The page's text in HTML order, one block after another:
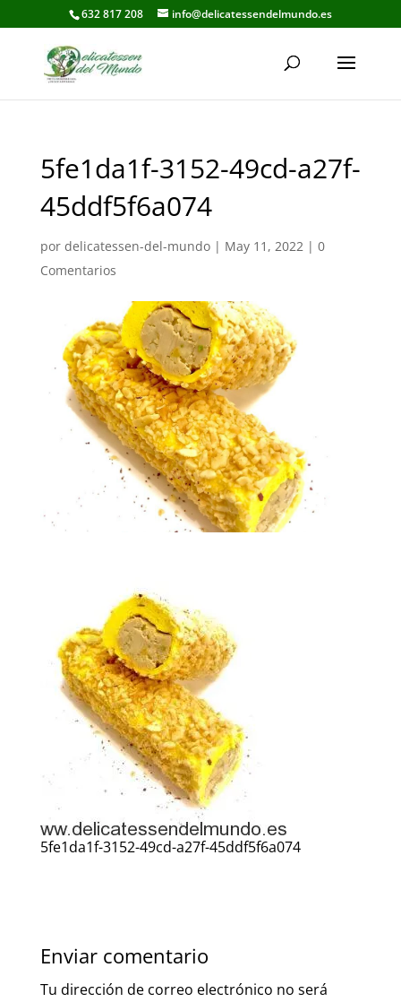
632 817 208 info@delicatessendelmundo.es
5fe1da1f-3152-49cd-a27f-
45ddf5f6a074
por delicatessen-del-mundo| May 11, 2022| 0
Comentarios
5fe1da1f-3152-49cd-a27f-45ddf5f6a074
Enviar comentario
Tu dirección de correo electrónico no será